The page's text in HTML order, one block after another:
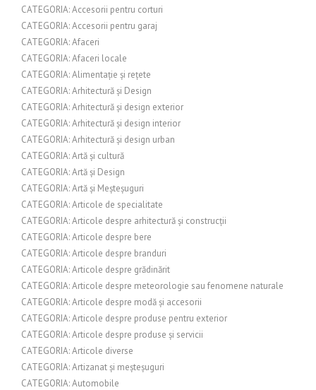
CATEGORIA: Accesorii pentru corturi
CATEGORIA: Accesorii pentru garaj
CATEGORIA: Afaceri
CATEGORIA: Afaceri locale
CATEGORIA: Alimentație și rețete
CATEGORIA: Arhitectură și Design
CATEGORIA: Arhitectură și design exterior
CATEGORIA: Arhitectură și design interior
CATEGORIA: Arhitectură și design urban
CATEGORIA: Artă și cultură
CATEGORIA: Artă și Design
CATEGORIA: Artă și Meșteșuguri
CATEGORIA: Articole de specialitate
CATEGORIA: Articole despre arhitectură și construcții
CATEGORIA: Articole despre bere
CATEGORIA: Articole despre branduri
CATEGORIA: Articole despre grădinărit
CATEGORIA: Articole despre meteorologie sau fenomene naturale
CATEGORIA: Articole despre modă și accesorii
CATEGORIA: Articole despre produse pentru exterior
CATEGORIA: Articole despre produse și servicii
CATEGORIA: Articole diverse
CATEGORIA: Artizanat și meșteșuguri
CATEGORIA: Automobile